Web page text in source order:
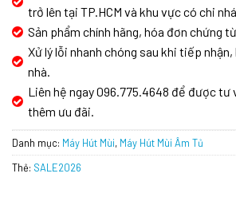
trở lên tại TP.HCM và khu vực có chi
Sản phẩm chính hãng, hóa đơn chứng
Xử lý lỗi nhanh chóng sau khi tiếp
nhà.
Liên hệ ngay 096.775.4648 để được tư
thêm ưu đãi.
Danh mục: Máy Hút Mùi, Máy Hút Mùi Âm Tủ
Thẻ: SALE2026